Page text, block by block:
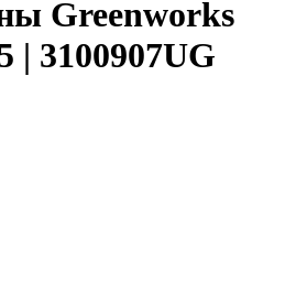
Greenworks
| 3100907UG